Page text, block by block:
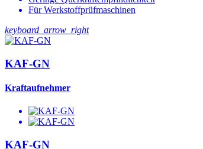
Für Werkstoffprüfmaschinen
keyboard_arrow_right
KAF-GN
Kraftaufnehmer
KAF-GN